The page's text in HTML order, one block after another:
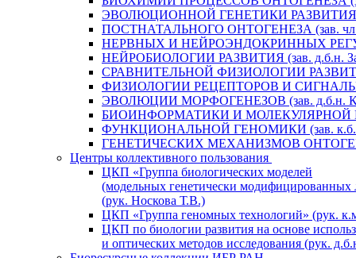
ЭВОЛЮЦИОННОЙ ГЕНЕТИКИ РАЗВИТИЯ
ПОСТНАТАЛЬНОГО ОНТОГЕНЕЗА (зав. чл.-
НЕРВНЫХ И НЕЙРОЭНДОКРИННЫХ
НЕЙРОБИОЛОГИИ РАЗВИТИЯ (зав. д.б.н.
СРАВНИТЕЛЬНОЙ ФИЗИОЛОГИИ РАЗВИТИЯ
ФИЗИОЛОГИИ РЕЦЕПТОРОВ И
ЭВОЛЮЦИИ МОРФОГЕНЕЗОВ (зав. д.б.н.
БИОИНФОРМАТИКИ И МОЛЕКУЛЯРНОЙ
ФУНКЦИОНАЛЬНОЙ ГЕНОМИКИ (зав.
ГЕНЕТИЧЕСКИХ МЕХАНИЗМОВ
Центры коллективного пользования
ЦКП «Группа биологических моделей
(модельных генетически
(рук. Носкова Т.В.)
ЦКП «Группа геномных технологий» (рук.
ЦКП по биологии развития на основе
и оптических методов исследования (рук.